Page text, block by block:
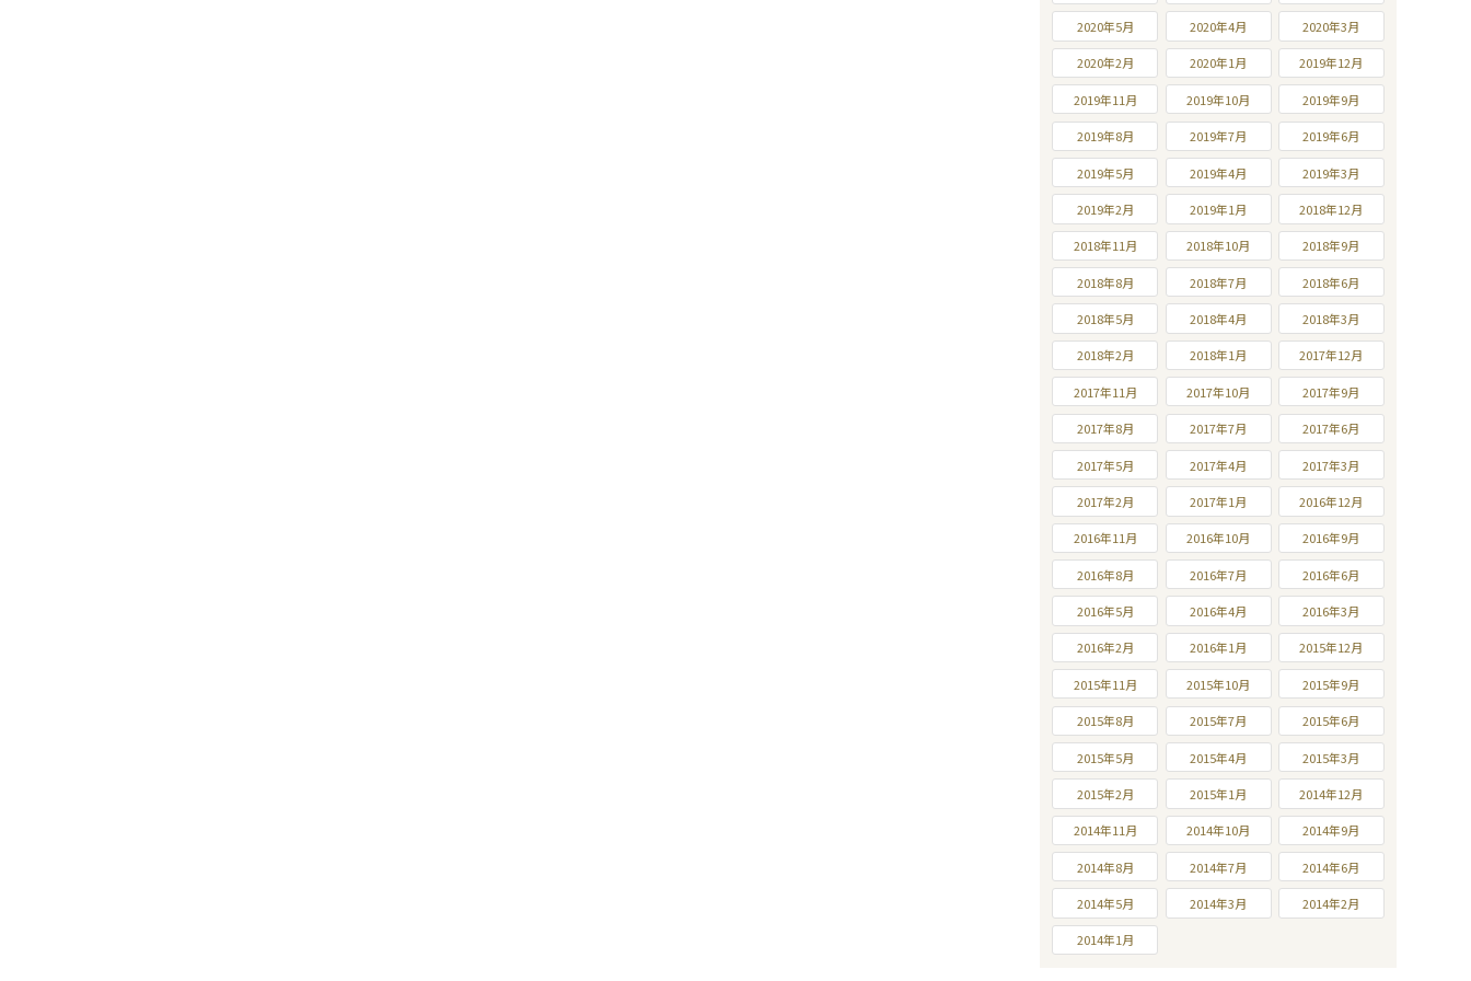
2020年5月 2020年4月 2020年3月
2020年2月 2020年1月 2019年12月
2019年11月 2019年10月 2019年9月
2019年8月 2019年7月 2019年6月
2019年5月 2019年4月 2019年3月
2019年2月 2019年1月 2018年12月
2018年11月 2018年10月 2018年9月
2018年8月 2018年7月 2018年6月
2018年5月 2018年4月 2018年3月
2018年2月 2018年1月 2017年12月
2017年11月 2017年10月 2017年9月
2017年8月 2017年7月 2017年6月
2017年5月 2017年4月 2017年3月
2017年2月 2017年1月 2016年12月
2016年11月 2016年10月 2016年9月
2016年8月 2016年7月 2016年6月
2016年5月 2016年4月 2016年3月
2016年2月 2016年1月 2015年12月
2015年11月 2015年10月 2015年9月
2015年8月 2015年7月 2015年6月
2015年5月 2015年4月 2015年3月
2015年2月 2015年1月 2014年12月
2014年11月 2014年10月 2014年9月
2014年8月 2014年7月 2014年6月
2014年5月 2014年3月 2014年2月
2014年1月